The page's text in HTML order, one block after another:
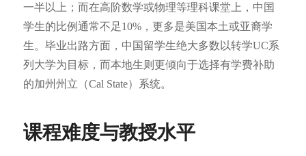
一半以上；而在高阶数学或物理等理科课堂上，中国
学生的比例通常不足10%，更多是美国本土或亚裔学
生。毕业出路方面，中国留学生绝大多数以转学UC系
列大学为目标，而本地生则更倾向于选择有学费补助
的加州州立（Cal State）系统。
课程难度与教授水平